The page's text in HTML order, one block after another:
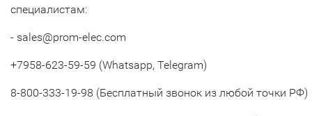
специалистам:
- sales@prom-elec.com
+7958-623-59-59 (Whatsapp, Telegram)
8-800-333-19-98 (Бесплатный звонок из любой точки РФ)